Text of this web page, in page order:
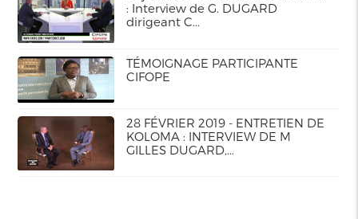
: Interview de G. DUGARD
dirigeant C...
TÉMOIGNAGE PARTICIPANTE
CIFOPE
28 FÉVRIER 2019 - ENTRETIEN DE
KOLOMA : INTERVIEW DE M
GILLES DUGARD,...